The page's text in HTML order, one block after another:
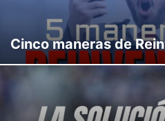
ULTIMO PROGRAMA
Cinco maneras de